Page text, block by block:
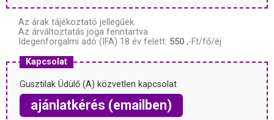
Az árak tájékoztató jellegűek.
Az árváltoztatás joga fenntartva.
Idegenforgalmi adó (IFA) 18 év felett: 550 ,-Ft/fő/éj
Kapcsolat
Gusztilak Üdülő (A) közvetlen kapcsolat
ajánlatkérés (emailben)